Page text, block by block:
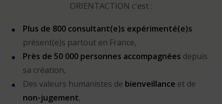
ORIENTACTION c'est :
Plus de 800 consultant(e)s expérimenté(e)s
présent(e)s partout en France,
Près de 50 000 personnes accompagnées depuis
sa création,
Des valeurs humanistes de bienveillance et de
non-jugement,